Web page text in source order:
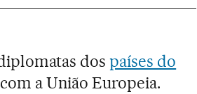
dospaíses do
a União Europeia.